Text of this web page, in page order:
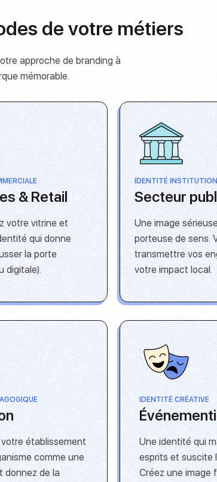
de votre métiers
approche de branding à
mémorable.
& Retail
votre vitrine et
qui donne
la porte
digitale).
IDENTITÉ
Secteur
Une image
porteuse de sens.
transmettre vos
votre impact local.
établissement
comme une
donnez de la
IDENTITÉ CRÉATIVE
Une identité qui
esprits et suscite
Créez une image